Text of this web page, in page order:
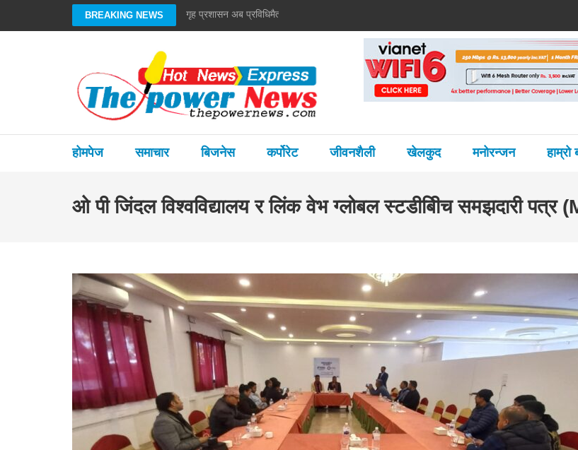
BREAKING NEWS गृह प्रशासन अब प्रविधिमैत्री बन्छ : गृहमन्त्री गुरुङ
होमपेज समाचार बिजनेस कर्पोरेट जीवनशैली खेलकुद मनोरन्जन हाम्रो
ओ पी जिंदल विश्वविद्यालय र लिंक वेभ ग्लोबल स्टडीबीिच समझदारी पत्र